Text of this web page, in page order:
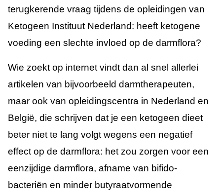
terugkerende vraag tijdens de opleidingen van
Ketogeen Instituut Nederland: heeft ketogene
voeding een slechte invloed op de darmflora?
Wie zoekt op internet vindt dan al snel allerlei
artikelen van bijvoorbeeld darmtherapeuten,
maar ook van opleidingscentra in Nederland en
België, die schrijven dat je een ketogeen dieet
beter niet te lang volgt wegens een negatief
effect op de darmflora: het zou zorgen voor een
eenzijdige darmflora, afname van bifido-
bacteriën en minder butyraatvormende
Hierdoor